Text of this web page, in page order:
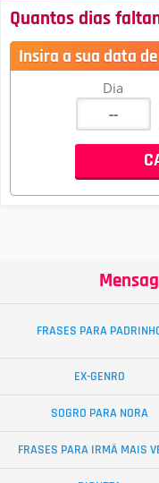
Quantos dias
Insira a sua data
Dia
FRASES PARA
EX-GENRO
SOGRO PARA NORA
FRASES PARA IRMÃ MAIS